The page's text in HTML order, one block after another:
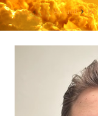
Accueil